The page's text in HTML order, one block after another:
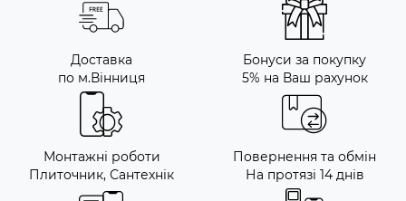
Доставка
по м.Вінниця
Бонуси за покупку
5% на Ваш рахунок
Монтажні роботи
Плиточник, Сантехнік
Повернення та обмін
На протязі 14 днів